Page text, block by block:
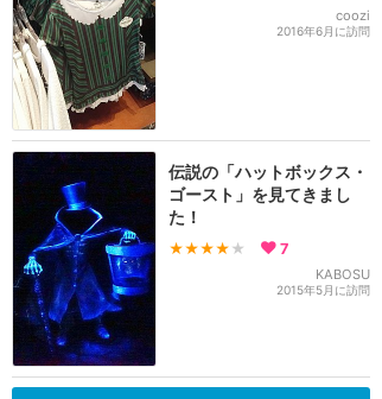
coozi
2016年6月に訪問
伝説の「ハットボックス・
ゴースト」を見てきまし
た！
★★★★ ★ 7
KABOSU
2015年5月に訪問